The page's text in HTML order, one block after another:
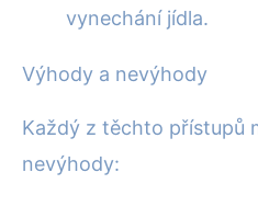
vynechání jídla.
Výhody a nevýhody
Každý z těchto přístupů
nevýhody: